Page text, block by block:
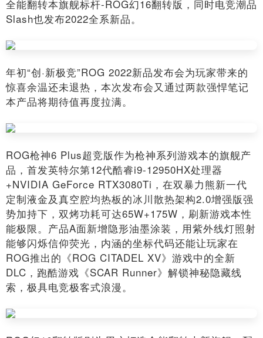
全能翻转本旗舰标杆-ROG幻16翻转版，同时电竞潮品
Slash也发布2022全系新品。
年初“创·新极竞”ROG 2022新品发布会为玩家带来的
惊喜余温还未退热，本次发布会又通过两款强悍笔记
本产品将期待值再度拉满。
ROG枪神6 Plus超竞版作为枪神系列游戏本的旗舰产
品，首发英特尔第12代酷睿i9-12950HX处理器
+NVIDIA GeForce RTX3080Ti，在双暴力熊新一代
定制液金及真空腔均热板的冰川散热架构2.0增强版强
势加持下，双烤功耗可达65W+175W，刷新游戏本性
能极限。产品A面新增隐形油墨涂装，用紫外线灯照射
能够闪烁信仰荧光，内涵的坐标代码还能让玩家在
ROG推出的《ROG CITADEL XV》游戏中的全新
DLC，跑酷游戏《SCAR Runner》解锁神秘隐藏线
索，极具电竞极客式浪漫。